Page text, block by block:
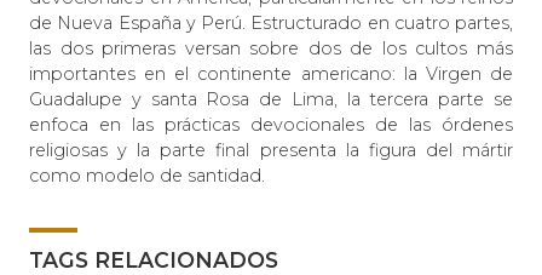
de Nueva España y Perú. Estructurado en cuatro partes,
las dos primeras versan sobre dos de los cultos más
importantes en el continente americano: la Virgen de
Guadalupe y santa Rosa de Lima, la tercera parte se
enfoca en las prácticas devocionales de las órdenes
religiosas y la parte final presenta la figura del mártir
como modelo de santidad.
TAGS RELACIONADOS